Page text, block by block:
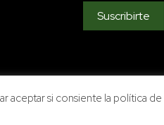
los derechos reservados
aceptar si consiente la política